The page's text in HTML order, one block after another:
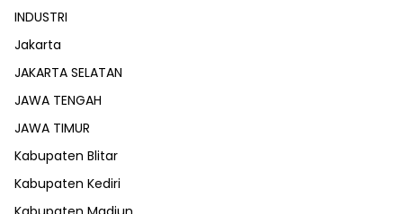
INDUSTRI
Jakarta
JAKARTA SELATAN
JAWA TENGAH
JAWA TIMUR
Kabupaten Blitar
Kabupaten Kediri